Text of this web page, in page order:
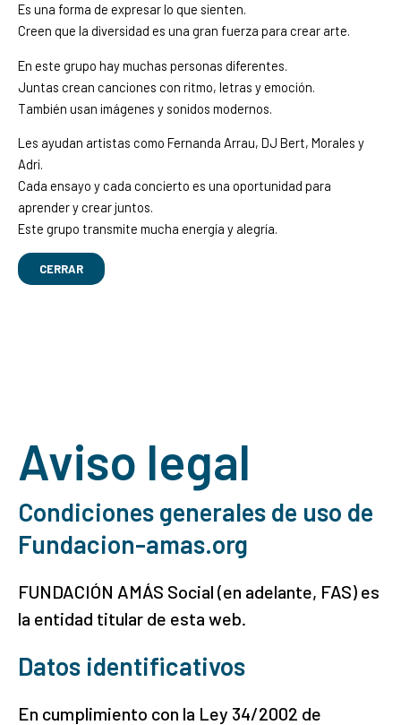
Es una forma de expresar lo que sienten.
Creen que la diversidad es una gran fuerza para crear arte.
En este grupo hay muchas personas diferentes.
Juntas crean canciones con ritmo, letras y emoción.
También usan imágenes y sonidos modernos.
Les ayudan artistas como Fernanda Arrau, DJ Bert, Morales y
Adri.
Cada ensayo y cada concierto es una oportunidad para
aprender y crear juntos.
Este grupo transmite mucha energía y alegría.
CERRAR
Aviso legal
Condiciones generales de uso de
Fundacion-amas.org
FUNDACIÓN AMÁS Social (en adelante, FAS) es
la entidad titular de esta web.
Datos identificativos
En cumplimiento con la Ley 34/2002 de